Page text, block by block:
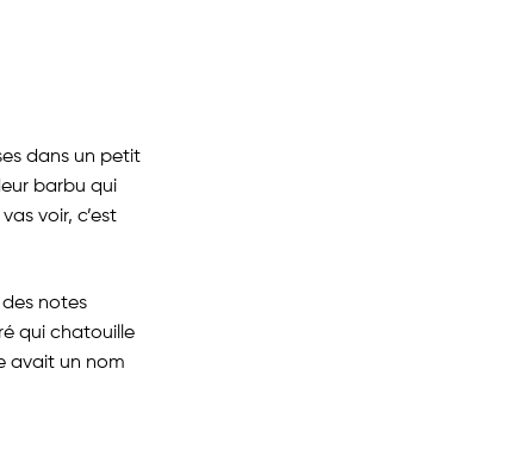
dans un petit
barbu qui
voir, c’est
notes
qui chatouille
avait un nom